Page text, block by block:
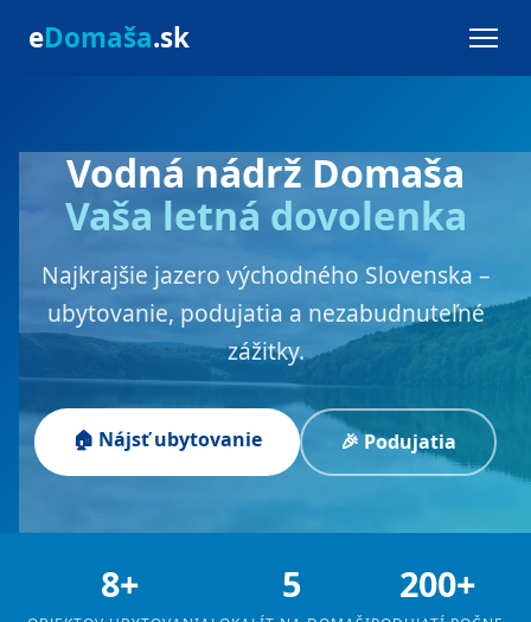
eDomaša.sk
Vodná nádrž Domaša
Vaša letná dovolenka
Najkrajšie jazero východného Slovenska –
ubytovanie, podujatia a nezabudnuteľné
zážitky.
🏠 Nájsť ubytovanie 🎉 Podujatia
8+ 5 200+